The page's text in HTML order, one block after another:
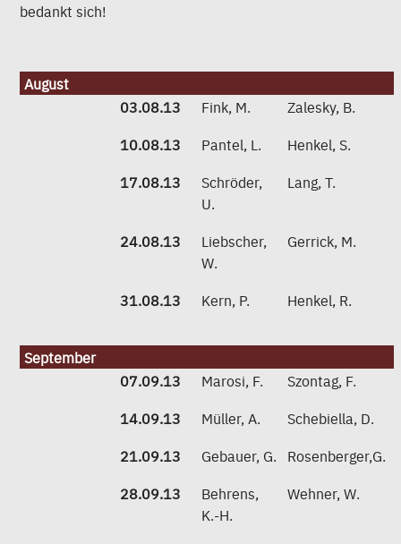
bedankt sich!
August
03.08.13
Fink, M.
Zalesky, B.
10.08.13
Pantel, L.
Henkel, S.
17.08.13
Schröder,
U.
Lang, T.
24.08.13
Liebscher,
W.
Gerrick, M.
31.08.13 Kern, P. Henkel, R.
September
07.09.13
Marosi, F.
Szontag, F.
14.09.13
Müller, A.
Schebiella, D.
21.09.13
Gebauer, G.
Rosenberger,G.
28.09.13
Behrens,
K.-H.
Wehner, W.